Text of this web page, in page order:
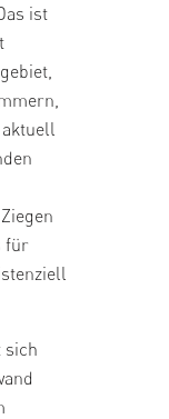
ist
für
sich